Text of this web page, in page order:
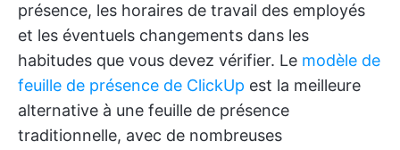
présence, les horaires de travail des employés
et les éventuels changements dans les
habitudes que vous devez vérifier. Le modèle de
feuille de présence de ClickUp est la meilleure
alternative à une feuille de présence
traditionnelle, avec de nombreuses